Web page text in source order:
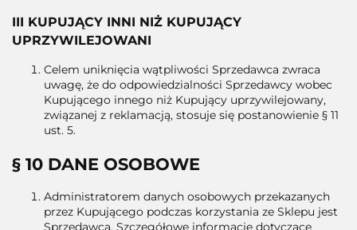
III KUPUJĄCY INNI NIŻ KUPUJĄCY
UPRZYWILEJOWANI
Celem uniknięcia wątpliwości Sprzedawca zwraca
uwagę, że do odpowiedzialności Sprzedawcy wobec
Kupującego innego niż Kupujący uprzywilejowany,
związanej z reklamacją, stosuje się postanowienie § 11
ust. 5.
§ 10 DANE OSOBOWE
Administratorem danych osobowych przekazanych
przez Kupującego podczas korzystania ze Sklepu jest
Sprzedawca. Szczegółowe informacje dotyczące